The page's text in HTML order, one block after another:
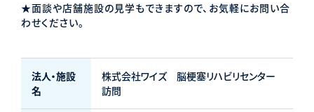
★面談や店舗施設の見学もできますので、お気軽にお問い合
わせください。
法人・施設
名
株式会社ワイズ 脳梗塞リハビリセンター
訪問